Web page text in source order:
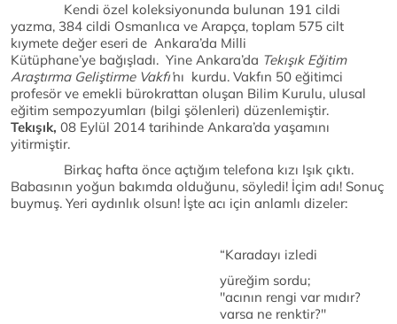
Kendi özel koleksiyonunda bulunan 191 cildi
yazma, 384 cildi Osmanlıca ve Arapça, toplam 575 cilt
kıymete değer eseri de Ankara’da Milli
Kütüphane’ye bağışladı. Yine Ankara’da Tekışık Eğitim
Araştırma Geliştirme Vakfı’nı kurdu. Vakfın 50 eğitimci
profesör ve emekli bürokrattan oluşan Bilim Kurulu, ulusal
eğitim sempozyumları (bilgi şölenleri) düzenlemiştir.
Tekışık, 08 Eylül 2014 tarihinde Ankara’da yaşamını
yitirmiştir.
Birkaç hafta önce açtığım telefona kızı Işık çıktı.
Babasının yoğun bakımda olduğunu, söyledi! İçim adı! Sonuç
buymuş. Yeri aydınlık olsun! İşte acı için anlamlı dizeler:
“Karadayı izledi
yüreğim sordu;
''acının rengi var mıdır?
varsa ne renktir?''